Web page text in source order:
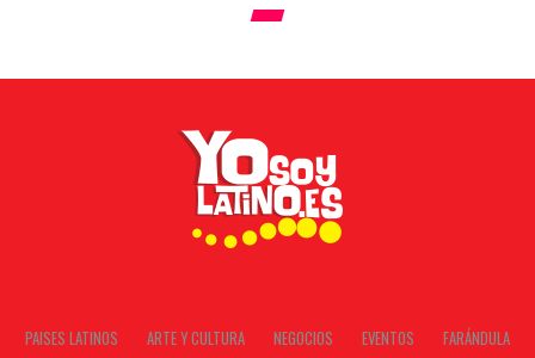
PAISES LATINOS ARTE Y CULTURA NEGOCIOS EVENTOS FARÁNDULA